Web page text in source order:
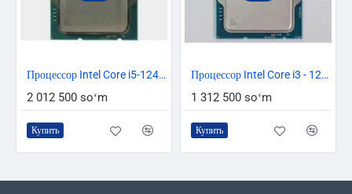
Процессор Intel Core i5-12400F
2 012 500 soʻm
Купить
Процессор Intel Core i3 - 12100F
1 312 500 soʻm
Купить